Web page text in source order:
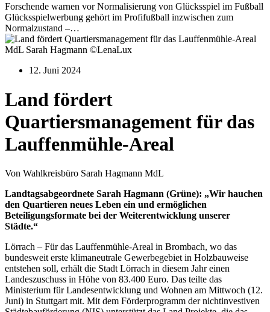
Forschende warnen vor Normalisierung von Glücksspiel im Fußball
Glücksspielwerbung gehört im Profifußball inzwischen zum
Normalzustand –…
MdL Sarah Hagmann ©LenaLux
12. Juni 2024
Land fördert
Quartiersmanagement für das
Lauffenmühle-Areal
Von Wahlkreisbüro Sarah Hagmann MdL
Landtagsabgeordnete Sarah Hagmann (Grüne): „Wir hauchen
den Quartieren neues Leben ein und ermöglichen
Beteiligungsformate bei der Weiterentwicklung unserer
Städte.“
Lörrach – Für das Lauffenmühle-Areal in Brombach, wo das
bundesweit erste klimaneutrale Gewerbegebiet in Holzbauweise
entstehen soll, erhält die Stadt Lörrach in diesem Jahr einen
Landeszuschuss in Höhe von 83.400 Euro. Das teilte das
Ministerium für Landesentwicklung und Wohnen am Mittwoch (12.
Juni) in Stuttgart mit. Mit dem Förderprogramm der nichtinvestiven